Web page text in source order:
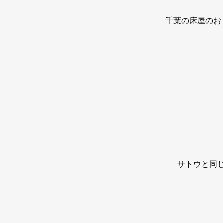
千葉の床屋の
サトウと同